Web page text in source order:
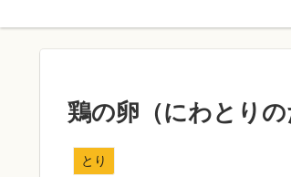
鶏の卵（にわとり
とり